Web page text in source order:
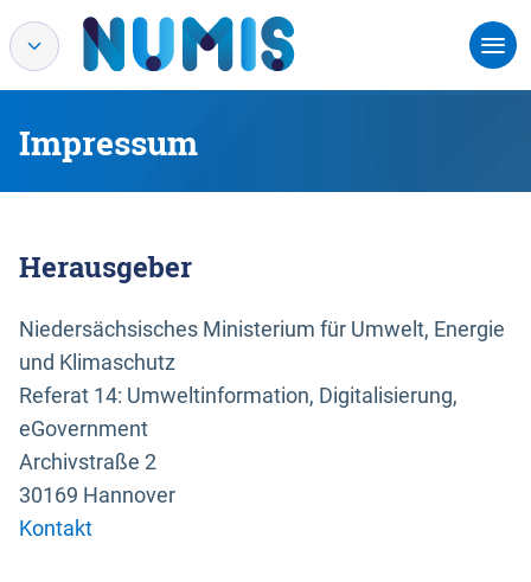
Impressum
Herausgeber
Niedersächsisches Ministerium für Umwelt, Energie
und Klimaschutz
Referat 14: Umweltinformation, Digitalisierung,
eGovernment
Archivstraße 2
30169 Hannover
Kontakt